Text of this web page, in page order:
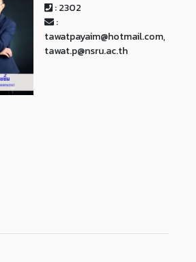
: 2302
:
tawatpayaim@hotmail.com,
tawat.p@nsru.ac.th